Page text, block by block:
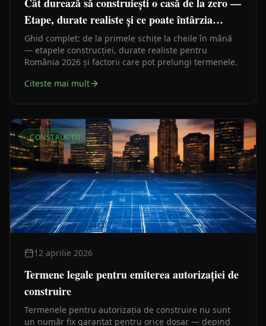
Etape, durate realiste și ce poate întârzia
lucrările
Ghid complet: de la primele schițe la cheile în mână
— etapele construcției, durate realiste pentru
România 2026 și factorii care pot prelungi termenele.
Citeste mai mult
CONSTRUCȚII
12 aprilie 2026
Termene legale pentru emiterea autorizației de
construire
Termenele pentru autorizația de construire nu sunt
un număr fix garantat pentru orice dosar — depind